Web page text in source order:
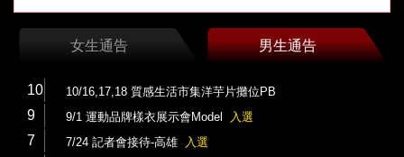
女生通告 男生通告
10 10/16,17,18 質感生活市集洋芋片攤位PB
9 9/1 運動品牌樣衣展示會Model 入選
7 7/24 記者會接待-高雄 入選